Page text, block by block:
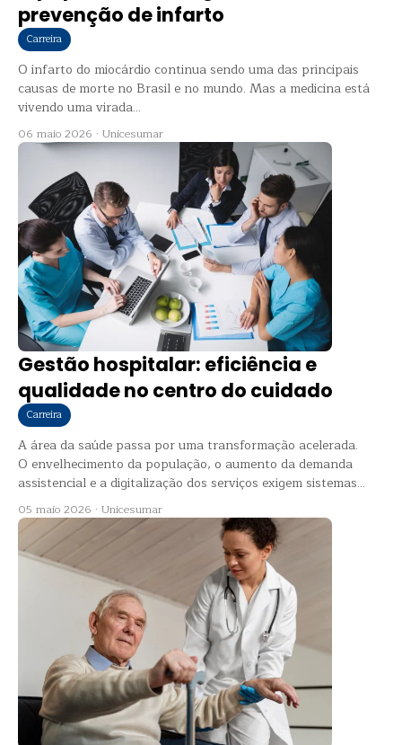
prevenção de infarto
Carreira
O infarto do miocárdio continua sendo uma das principais
causas de morte no Brasil e no mundo. Mas a medicina está
vivendo uma virada...
06 maio 2026 · Unicesumar
Gestão hospitalar: eficiência e
qualidade no centro do cuidado
Carreira
A área da saúde passa por uma transformação acelerada.
O envelhecimento da população, o aumento da demanda
assistencial e a digitalização dos serviços exigem sistemas...
05 maio 2026 · Unicesumar